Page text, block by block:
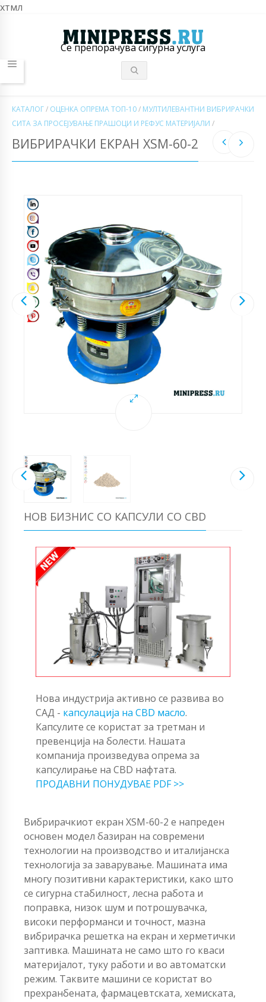
хтмл
Се препорачува сигурна услуга
КАТАЛОГ/ ОЦЕНКА ОПРЕМА ТОП-10/ МУЛТИЛЕВАНТНИ ВИБРИРАЧКИ
СИТА ЗА ПРОСЕЈУВАЊЕ ПРАШОЦИ И РЕФУС МАТЕРИЈАЛИ /
ВИБРИРАЧКИ ЕКРАН XSM-60-2
НОВ БИЗНИС СО КАПСУЛИ СО CBD
Нова индустрија активно се развива во
САД - капсулација на CBD масло.
Капсулите се користат за третман и
превенција на болести. Нашата
компанија произведува опрема за
капсулирање на CBD нафтата.
ПРОДАВНИ ПОНУДУВАЕ PDF >>
Вибрирачкиот екран XSM-60-2 е напреден
основен модел базиран на современи
технологии на производство и италијанска
технологија за заварување. Машината има
многу позитивни карактеристики, како што
се сигурна стабилност, лесна работа и
поправка, низок шум и потрошувачка,
високи перформанси и точност, мазна
вибрирачка решетка на екран и херметички
заптивка. Машината не само што го кваси
материјалот, туку работи и во автоматски
режим. Таквите машини се користат во
прехранбената, фармацевтската, хемиската,